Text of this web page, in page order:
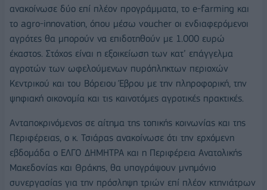
ανακοίνωσε δύο επί πλέον προγράμματα, το e-farming και
το agro-innovation, όπου μέσω voucher οι ενδιαφερόμενοι
αγρότες θα μπορούν να επιδοτηθούν με 1.000 ευρώ
έκαστος. Στόχος είναι η εξοικείωση των κατ’ επάγγελμα
αγροτών των ωφελούμενων πυρόπληκτων περιοχών
Κεντρικού και του Βόρειου Έβρου με την πληροφορική, την
ψηφιακή οικονομία και τις καινοτόμες αγροτικές πρακτικές.
Ανταποκρινόμενος σε αίτημα της τοπικής κοινωνίας και της
Περιφέρειας, ο κ. Τσιάρας ανακοίνωσε ότι την ερχόμενη
εβδομάδα ο ΕΛΓΟ ΔΗΜΗΤΡΑ και η Περιφέρεια Ανατολικής
Μακεδονίας και Θράκης, θα υπογράψουν μνημόνιο
συνεργασίας για την πρόσληψη τριών επί πλέον κτηνιάτρων